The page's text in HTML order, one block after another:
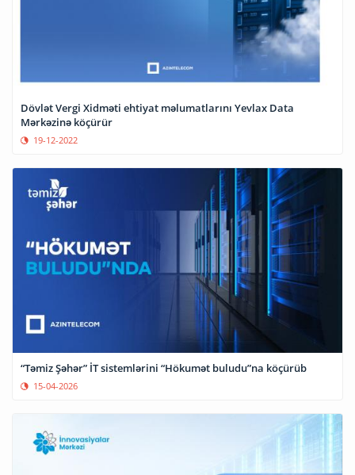
Dövlət Vergi Xidməti ehtiyat məlumatlarını Yevlax Data
Mərkəzinə köçürür
19-12-2022
“Təmiz Şəhər” İT sistemlərini “Hökumət buludu”na köçürüb
15-04-2026